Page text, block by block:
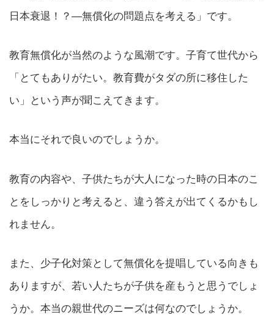
日本衰退！？―無償化の問題点を考える」です。
教育無償化が当然のような風潮です。子育て世代から
「とてもありがたい。教育費がタダの所に移住した
い」という声が聞こえてきます。
本当にそれで良いのでしょうか。
教育の内容や、子供たちが大人になった時の日本のこ
とをしっかりと考えると、違う答えが出てくるかもし
れません。
また、少子化対策として無償化を提唱している向きも
ありますが、若い人たちが子供を産もうと思うでしょ
うか。本当の親世代のニーズは何なのでしょうか。